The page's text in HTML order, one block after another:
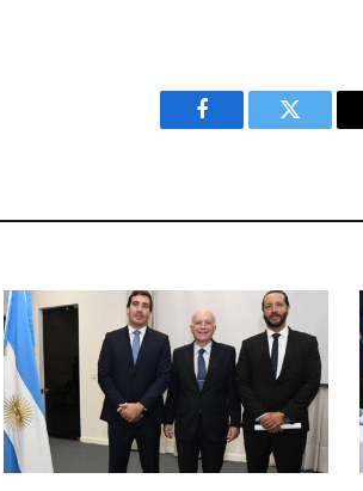
Facebook Twitter